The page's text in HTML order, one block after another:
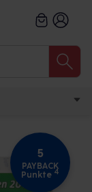
5
PAYBACK
Punkte 4